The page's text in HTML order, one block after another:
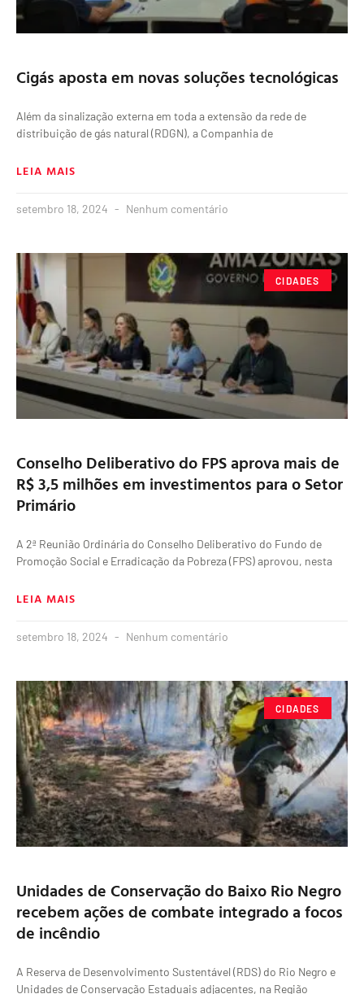
Cigás aposta em novas soluções tecnológicas
Além da sinalização externa em toda a extensão da rede de
distribuição de gás natural (RDGN), a Companhia de
LEIA MAIS
setembro 18, 2024 Nenhum comentário
CIDADES
Conselho Deliberativo do FPS aprova mais de
R$ 3,5 milhões em investimentos para o Setor
Primário
A 2ª Reunião Ordinária do Conselho Deliberativo do Fundo de
Promoção Social e Erradicação da Pobreza (FPS) aprovou, nesta
LEIA MAIS
setembro 18, 2024 Nenhum comentário
CIDADES
Unidades de Conservação do Baixo Rio Negro
recebem ações de combate integrado a focos
de incêndio
A Reserva de Desenvolvimento Sustentável (RDS) do Rio Negro e
Unidades de Conservação Estaduais adjacentes, na Região